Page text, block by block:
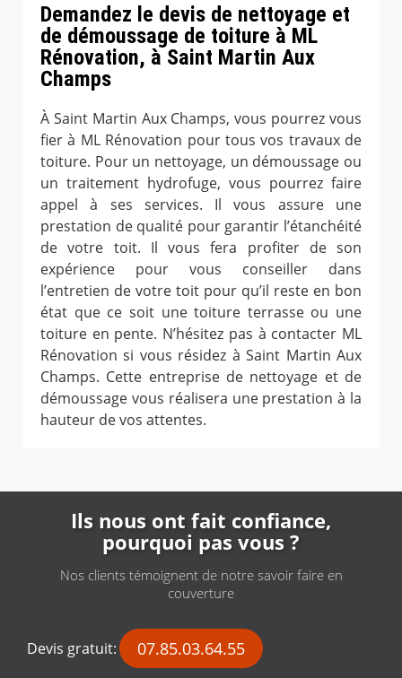
Demandez le devis de nettoyage et
de démoussage de toiture à ML
Rénovation, à Saint Martin Aux
Champs
À Saint Martin Aux Champs, vous pourrez vous
fier à ML Rénovation pour tous vos travaux de
toiture. Pour un nettoyage, un démoussage ou
un traitement hydrofuge, vous pourrez faire
appel à ses services. Il vous assure une
prestation de qualité pour garantir l’étanchéité
de votre toit. Il vous fera profiter de son
expérience pour vous conseiller dans
l’entretien de votre toit pour qu’il reste en bon
état que ce soit une toiture terrasse ou une
toiture en pente. N’hésitez pas à contacter ML
Rénovation si vous résidez à Saint Martin Aux
Champs. Cette entreprise de nettoyage et de
démoussage vous réalisera une prestation à la
hauteur de vos attentes.
Ils nous ont fait confiance,
pourquoi pas vous ?
Nos clients témoignent de notre savoir faire en
couverture
Devis gratuit: 07.85.03.64.55